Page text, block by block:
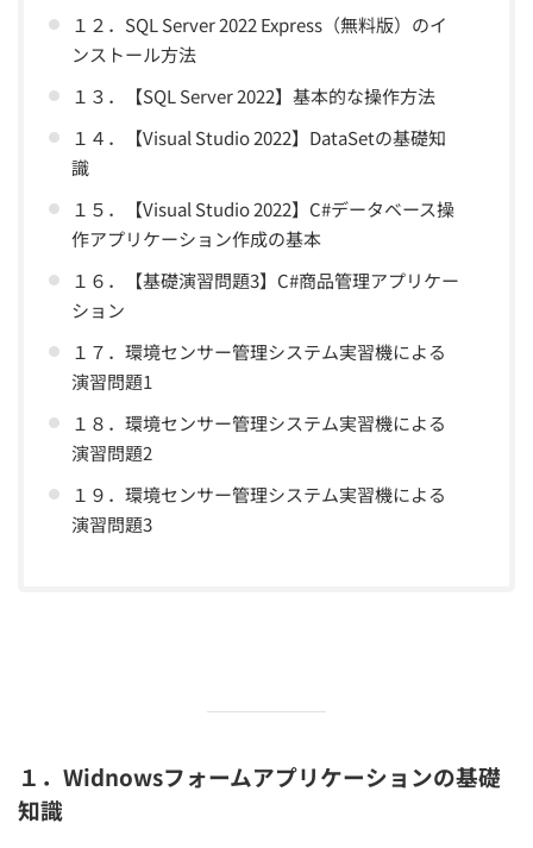
１２．SQL Server 2022 Express（無料版）のイ
ンストール方法
１３．【SQL Server 2022】基本的な操作方法
１４．【Visual Studio 2022】DataSetの基礎知
識
１５．【Visual Studio 2022】C#データベース操
作アプリケーション作成の基本
１６．【基礎演習問題3】C#商品管理アプリケー
ション
１７．環境センサー管理システム実習機による
演習問題1
１８．環境センサー管理システム実習機による
演習問題2
１９．環境センサー管理システム実習機による
演習問題3
１．Widnowsフォームアプリケーションの基礎
知識